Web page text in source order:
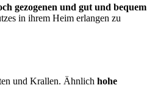
gezogenen und gut und bequem
in ihrem Heim erlangen zu
und Krallen. Ähnlich hohe